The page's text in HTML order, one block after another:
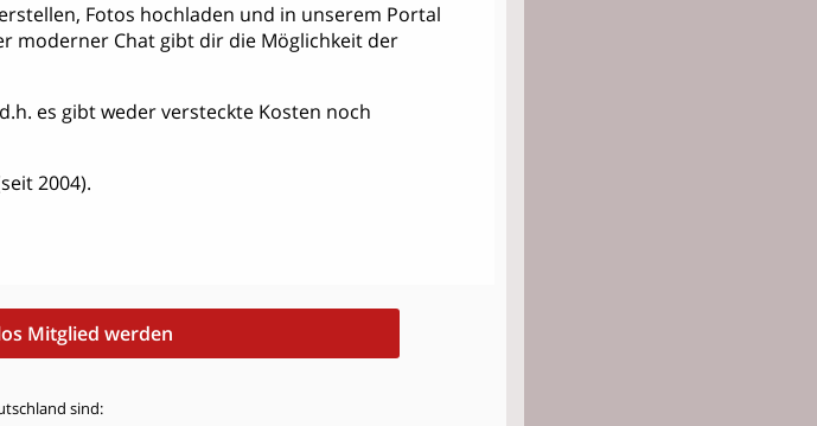
Fotos hochladen und in unserem Portal
moderner Chat gibt dir die Möglichkeit der
es gibt weder versteckte Kosten noch
2004).
Mitglied werden
sind: